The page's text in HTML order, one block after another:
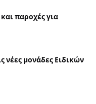
παροχές για
νέες μονάδες Ειδικών